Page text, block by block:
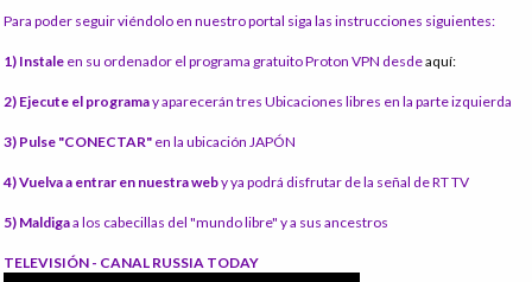
Para poder seguir viéndolo en nuestro portal siga las instrucciones siguientes:
1) Instale en su ordenador el programa gratuito Proton VPN desdeaquí:
2) Ejecute el programay aparecerán tres Ubicaciones libres en la parte izquierda
3) Pulse "CONECTAR" en la ubicación JAPÓN
4) Vuelva a entrar en nuestra weby ya podrá disfrutar de la señal de RT TV
5) Maldigaa los cabecillas del "mundo libre" y a sus ancestros
TELEVISIÓN - CANAL RUSSIA TODAY